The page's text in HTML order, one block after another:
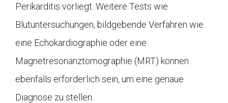
Perikarditis vorliegt. Weitere Tests wie
Blutuntersuchungen, bildgebende Verfahren wie
eine Echokardiographie oder eine
Magnetresonanztomographie (MRT) können
ebenfalls erforderlich sein, um eine genaue
Diagnose zu stellen.